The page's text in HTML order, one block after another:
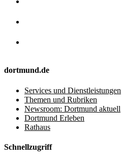
dortmund.de
Services und Dienstleistungen
Themen und Rubriken
Newsroom: Dortmund aktuell
Dortmund Erleben
Rathaus
Schnellzugriff